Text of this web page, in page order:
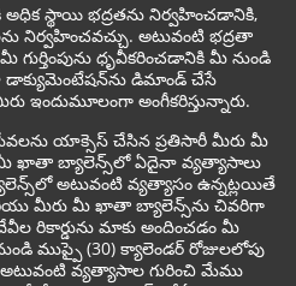
అధిక స్థాయి భద్రతను నిర్వహించడానికి,
నిర్వహించవచ్చు. అటువంటి భద్రతా
ధృవీకరించడానికి మీ నుండి
డిమాండ్ చేసే
ఇందుమూలంగా అంగీకరిస్తున్నారు.
యాక్సెస్ చేసిన ప్రతిసారీ మీరు మీ
బ్యాలెన్స్‌లో ఏదైనా వ్యత్యాసాలు
అటువంటి వ్యత్యాసం ఉన్నట్లయితే
మీరు మీ ఖాతా బ్యాలెన్స్‌ను చివరిగా
రికార్డును మాకు అందించడం మీ
ముప్పై (30) క్యాలెండర్ రోజులలోపు
వ్యత్యాసాల గురించి మేము